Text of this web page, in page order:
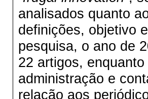
analisados quanto
definições, objetivo
pesquisa, o ano de
22 artigos,
administração e
relação aos